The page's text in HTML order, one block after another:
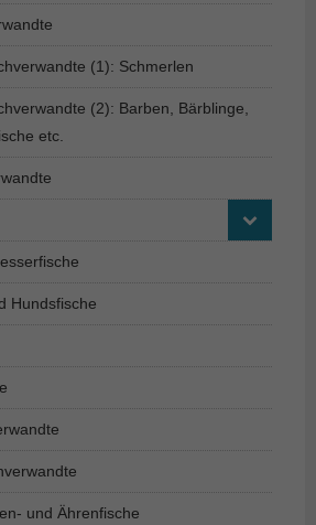
(1): Schmerlen
(2): Barben, Bärblinge,
etc.
Hundsfische
und Ährenfische